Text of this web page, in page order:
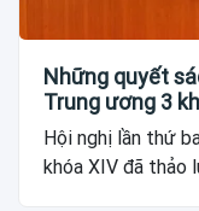
Những quyết
Trung ương 3
Hội nghị lần thứ
khóa XIV đã thảo